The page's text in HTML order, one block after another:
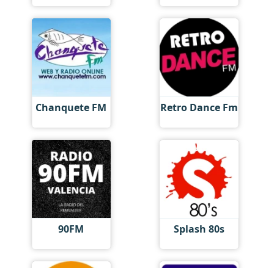
Chanquete FM Retro Dance Fm
90FM Splash 80s